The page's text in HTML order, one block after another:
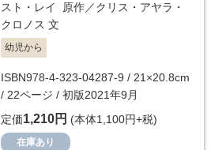
スト・レイ
原作／クリス・アヤラ・
クロノス 文
幼児から
ISBN978-4-323-04287-9 / 21×20.8cm
/ 22ページ / 初版2021年9月
定価1,210円 (本体1,100円+税)
在庫あり